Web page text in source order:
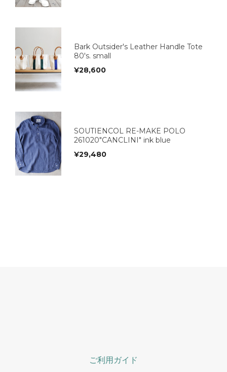
Bark Outsider's Leather Handle Tote
80's. small
¥28,600
SOUTIENCOL RE-MAKE POLO
261020"CANCLINI" ink blue
¥29,480
ご利用ガイド